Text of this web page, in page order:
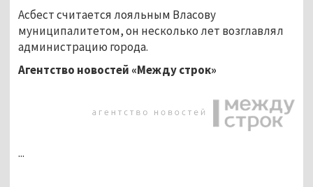
Асбест считается лояльным Власову
муниципалитетом, он несколько лет возглавлял
администрацию города.
Агентство новостей «Между строк»
...